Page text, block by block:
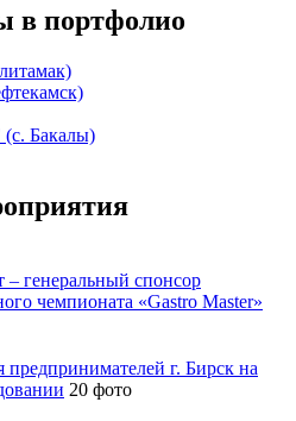
в портфолио
Бакалы)
– генеральный спонсор
чемпионата «Gastro Master»
предпринимателей г. Бирск на
20 фото